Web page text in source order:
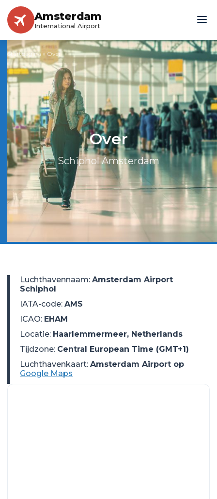
Amsterdam
International Airport
Startpagina » Over
Over
Schiphol Amsterdam
Luchthavennaam: Amsterdam Airport
Schiphol
IATA-code: AMS
ICAO: EHAM
Locatie: Haarlemmermeer, Netherlands
Tijdzone: Central European Time (GMT+1)
Luchthavenkaart: Amsterdam Airport op
Google Maps